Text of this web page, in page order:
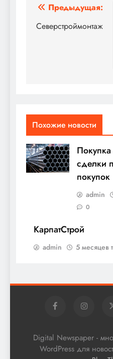
Навигация
по
Предыдущая:
Северстроймонтаж
Похожие новости
Покупка
сделки
покупок
admin
0
КарпатСтрой
admin 5 месяцев
Digital Newspaper -
WordPress для